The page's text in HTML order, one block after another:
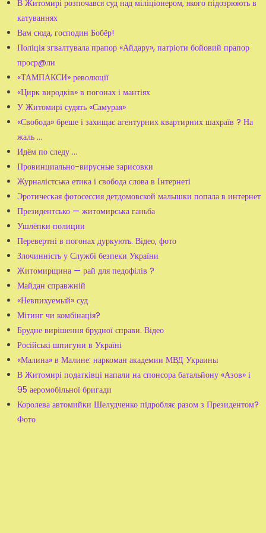
В Житомирі розпочався суд над міліціонером, якого підозрюють в
катуваннях
Вам сюда, господин Бобёр!
Поліція згвалтувала прапор «Айдару», патріоти бойовий прапор
проср@ли
«ТАМПАКСИ» революції
«Цирк виродків» в погонах і мантіях
У Житомирі судять «Самурая»
«Свобода» бреше і захищає агентурних квартирних шахраїв ? На
жаль ...
Идём по следу ...
Провинциально-вирусные зарисовки
Журналістська етика і свобода слова в Інтернеті
Эротическая фотосессия детдомовской малышки попала в интернет
Президентсько — житомирська ганьба
Ушлёпки полиции
Перевертні в погонах дуркують. Відео, фото
Злочинність у Службі безпеки України
Житомирщина — рай для педофілів ?
Майдан справжній
«Невпихуемый» суд
Мітинг чи комбінація?
Брудне вирішення брудної справи. Відео
Російські шпигуни в Україні
«Малина» в Малине: наркоман академии МВД Украины
В Житомирі податківці напали на спонсора батальйону «Азов» і
95 аеромобільної бригади
Королева автомийки Шелудченко підробляє разом з Президентом?
Фото